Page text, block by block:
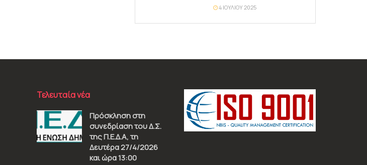
4 ΙΟΥΛΊΟΥ 2025
Τελευταία νέα
Πρόσκληση στη
συνεδρίαση του Δ.Σ.
της Π.Ε.Δ.Α, τη
Δευτέρα 27/4/2026
και ώρα 13:00